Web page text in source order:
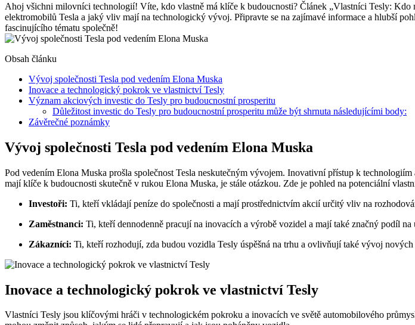
Ahoj všichni milovníci technologií! Víte, kdo vlastně má klíče k budoucnosti? Článek „Vlastníci Tesly: Kdo
elektromobilů Tesla a jaký vliv mají na technologický vývoj. Připravte se na zajímavé informace a hlubší
fascinujícího tématu společně!
Obsah článku
Vývoj společnosti Tesla pod vedením Elona Muska
Inovace a technologický pokrok ve vlastnictví Tesly
Význam akciových investic do Tesly pro budoucnostní prosperitu
Důležitost investic do Tesly pro budoucnostní prosperitu může být shrnuta následujícími body:
Závěrečné poznámky
Vývoj společnosti Tesla pod vedením Elona Muska
Pod vedením Elona Muska prošla společnost Tesla neskutečným vývojem. Inovativní přístup k
mají klíče k budoucnosti skutečně v rukou Elona Muska, je stále otázkou. Zde je pohled na potenciální
Investoři: Ti, kteří vkládají peníze do společnosti a mají prostřednictvím akcií určitý vliv na
Zaměstnanci: Ti, kteří dennodenně pracují na inovacích a výrobě vozidel a mají také značný podíl na
Zákazníci: Ti, kteří rozhodují, zda budou vozidla Tesly úspěšná na trhu a ovlivňují také vývoj nových
Inovace a technologický pokrok ve vlastnictví Tesly
Vlastníci Tesly jsou klíčovými hráči v technologickém pokroku a inovacích ve světě automobilového